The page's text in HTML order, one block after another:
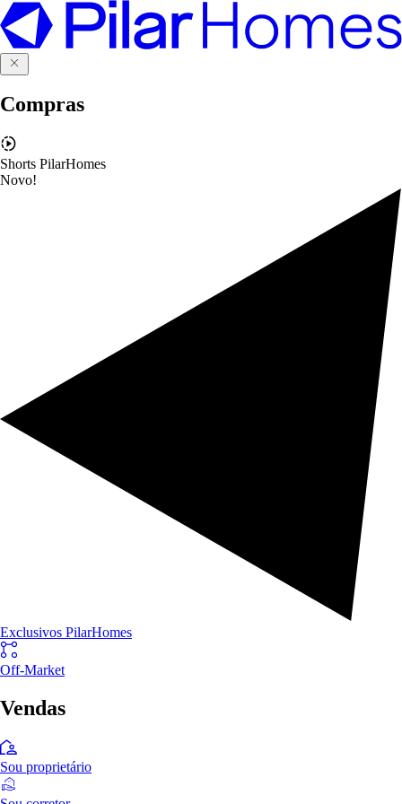
Compras
Shorts PilarHomes
Novo!
Exclusivos PilarHomes
Off-Market
Vendas
Sou proprietário